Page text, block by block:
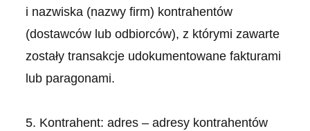
i nazwiska (nazwy firm) kontrahentów
(dostawców lub odbiorców), z którymi zawarte
zostały transakcje udokumentowane fakturami
lub paragonami.
5. Kontrahent: adres – adresy kontrahentów